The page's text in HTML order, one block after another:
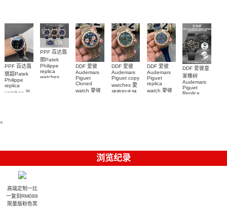
001包金真
钻 腕表
PPF 百达翡
丽超Patek
Philippe
replica
watches 百
PPF 百达翡
丽Patek
Philippe
replica
watches
DDF 爱彼
Audemars
Piguet
Cloned
watch 愛彼
DDF 爱彼
Audemars
Piguet copy
watches 愛
彼復刻手錶
DDF 爱彼
Audemars
Piguet
replica
watch 愛彼
DDF 爱彼皇
家橡树
Audemars
Piguet
Replica
<
浏览纪录
高端定制一比
一复刻RM088
限量版粉色笑